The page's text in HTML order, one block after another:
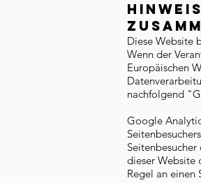
Diese Website
Wenn der
Europäischen
nachfolgend
Google
dieser Website
Regel an